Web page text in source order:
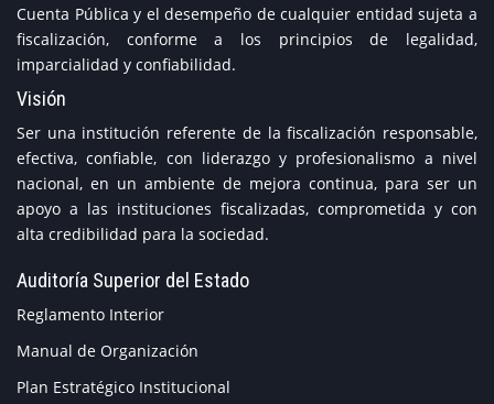
Cuenta Pública y el desempeño de cualquier entidad sujeta a
fiscalización, conforme a los principios de legalidad,
imparcialidad y confiabilidad.
Visión
Ser una institución referente de la fiscalización responsable,
efectiva, confiable, con liderazgo y profesionalismo a nivel
nacional, en un ambiente de mejora continua, para ser un
apoyo a las instituciones fiscalizadas, comprometida y con
alta credibilidad para la sociedad.
Auditoría Superior del Estado
Reglamento Interior
Manual de Organización
Plan Estratégico Institucional